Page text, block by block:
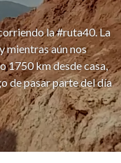
la #ruta40. La
mientras aún nos
1750 km desde casa,
de pasar parte del día
Paseo de los Colorados